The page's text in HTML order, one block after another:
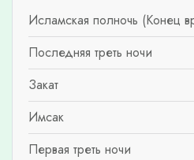
Исламская полночь (Конец
Последняя треть ночи
Закат
Имсак
Первая треть ночи